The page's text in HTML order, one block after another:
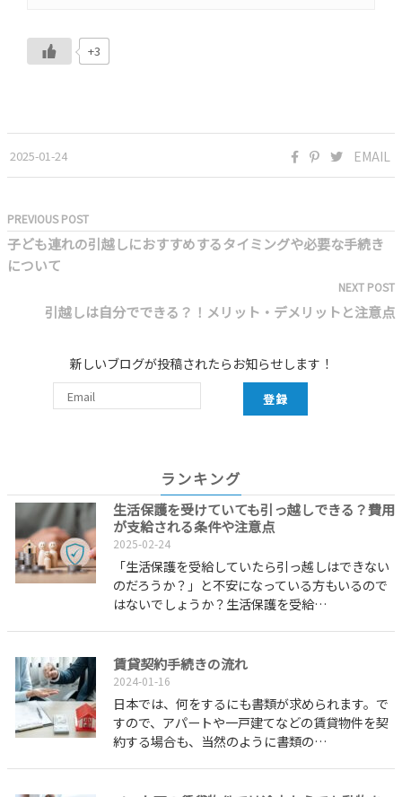
+3
2025-01-24 EMAIL
PREVIOUS POST
子ども連れの引越しにおすすめするタイミングや必要な手続き
について
NEXT POST
引越しは自分でできる？！メリット・デメリットと注意点
ランキング
生活保護を受けていても引っ越しできる？費用
が支給される条件や注意点
2025-02-24
「生活保護を受給していたら引っ越しはできない
のだろうか？」と不安になっている方もいるので
はないでしょうか？生活保護を受給…
賃貸契約手続きの流れ
2024-01-16
日本では、何をするにも書類が求められます。で
すので、アパートや一戸建てなどの賃貸物件を契
約する場合も、当然のように書類の…
新しいブログが投稿されたらお知らせします！
登録